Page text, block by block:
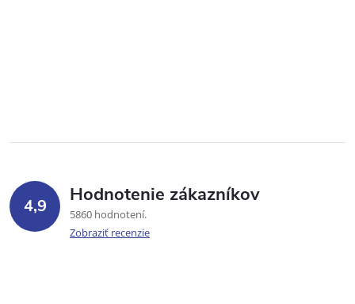
4,9 Hodnotenie zákazníkov
5860 hodnotení
Zobraziť recenzie